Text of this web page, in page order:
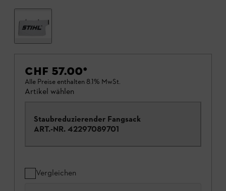
CHF 57.00*
Alle Preise enthalten 8.1% MwSt.
Artikel wählen
Staubreduzierender Fangsack
ART.-NR. 42297089701
Vergleichen